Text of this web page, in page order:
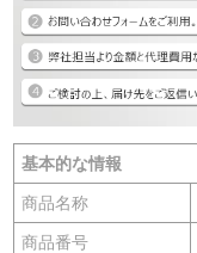
基本的な情報
商品名称
商品番号